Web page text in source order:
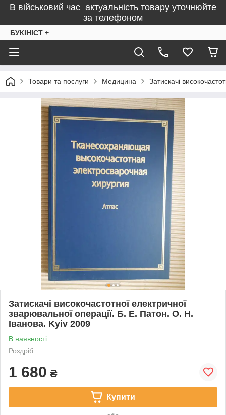
В військовий час актуальність товару уточнюйте
за телефоном
БУКІНІСТ +
Товари та послуги Медицина Затискачі
Затискачі високочастотної електричної
зварювальної операції. Б. Е. Патон. О. Н.
Іванова. Kyiv 2009
В наявності
Роздріб
1 680 ₴
Купити